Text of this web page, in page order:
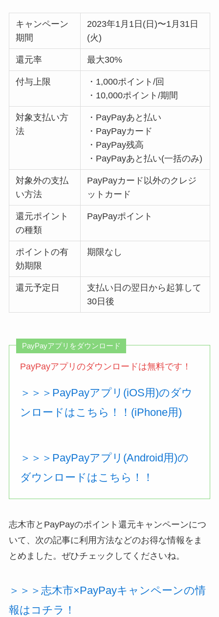
キャンペーン
期間
2023年1月1日(日)〜1月31日
(火)
還元率 最大30%
付与上限
・1,000ポイント/回
・10,000ポイント/期間
対象支払い方
法
・PayPayあと払い
・PayPayカード
・PayPay残高
・PayPayあと払い(一括のみ)
対象外の支払
い方法
PayPayカード以外のクレジ
ットカード
還元ポイント
の種類
PayPayポイント
ポイントの有
効期限
期限なし
還元予定日
支払い日の翌日から起算して
30日後
PayPayアプリをダウンロード
PayPayアプリのダウンロードは無料です！
＞＞＞PayPayアプリ(iOS用)のダウ
ンロードはこちら！！(iPhone用)
＞＞＞PayPayアプリ(Android用)の
ダウンロードはこちら！！
志木市とPayPayのポイント還元キャンペーンにつ
いて、次の記事に利用方法などのお得な情報をま
とめました。ぜひチェックしてくださいね。
＞＞＞志木市×PayPayキャンペーンの情
報はコチラ！